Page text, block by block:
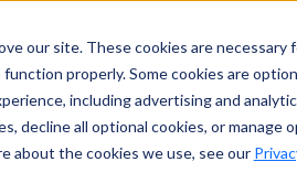
our site. These cookies are necessary
properly. Some cookies are
including advertising and
decline all optional cookies, or manage
about the cookies we use, see our